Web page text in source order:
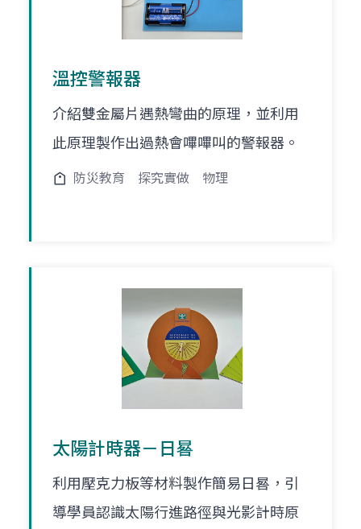
溫控警報器
介紹雙金屬片遇熱彎曲的原理，並利用
此原理製作出過熱會嗶嗶叫的警報器。
防災教育 探究實做 物理
太陽計時器－日晷
利用壓克力板等材料製作簡易日晷，引
導學員認識太陽行進路徑與光影計時原